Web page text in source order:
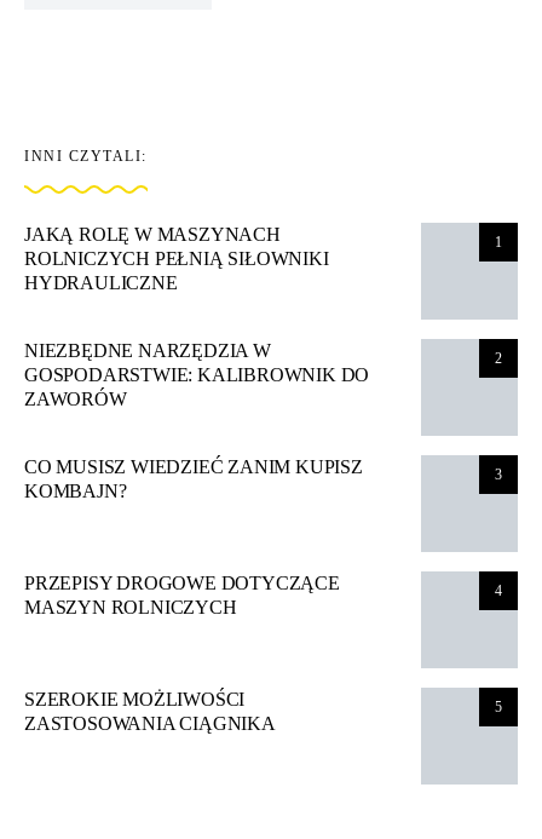
INNI CZYTALI:
1
JAKĄ ROLĘ W MASZYNACH
ROLNICZYCH PEŁNIĄ SIŁOWNIKI
HYDRAULICZNE
2
NIEZBĘDNE NARZĘDZIA W
GOSPODARSTWIE: KALIBROWNIK DO
ZAWORÓW
3
CO MUSISZ WIEDZIEĆ ZANIM KUPISZ
KOMBAJN?
4
PRZEPISY DROGOWE DOTYCZĄCE
MASZYN ROLNICZYCH
5
SZEROKIE MOŻLIWOŚCI
ZASTOSOWANIA CIĄGNIKA